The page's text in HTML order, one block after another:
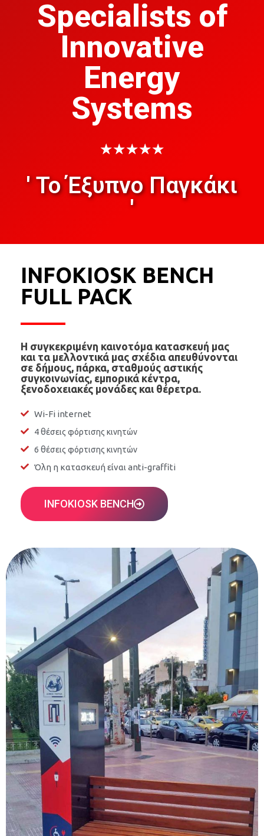
Specialists of
Innovative
Energy
Systems
★★★★★
' Το Έξυπνο Παγκάκι
'
INFOKIOSK BENCH
FULL PACK
Η συγκεκριμένη καινοτόμα κατασκευή μας
και τα μελλοντικά μας σχέδια απευθύνονται
σε δήμους, πάρκα, σταθμούς αστικής
συγκοινωνίας, εμπορικά κέντρα,
ξενοδοχειακές μονάδες και θέρετρα.
Wi-Fi internet
4 θέσεις φόρτισης κινητών
6 θέσεις φόρτισης κινητών
Όλη η κατασκευή είναι anti-graffiti
INFOKIOSK BENCH